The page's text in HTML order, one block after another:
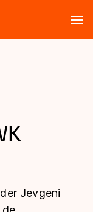
Jevgeni